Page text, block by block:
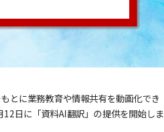
とに業務教育や情報共有を動画化でき
日に「資料AI翻訳」の提供を開始しま